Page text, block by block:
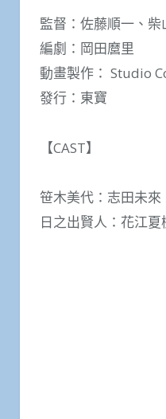
監督：佐藤順一、柴
編劇：岡田麿里
動畫製作： Studio
發行：東寶
【CAST】
笹木美代：志田未來
日之出賢人：花江夏